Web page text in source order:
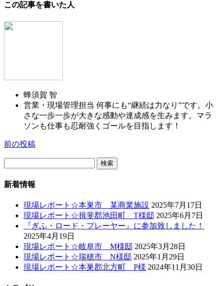
この記事を書いた人
蜂須賀 智
営業・現場管理担当 何事にも“継続は力なり”です。小
さな一歩一歩が大きな感動や達成感を生みます。マラ
ソンも仕事も忍耐強くゴールを目指します！
前の投稿
新着情報
現場レポート☆本巣市 某商業施設 2025年7月17日
現場レポート☆揖斐郡池田町 T様邸 2025年6月7日
『ぎふ・ロード・プレーヤー』に参加致しました！
2025年4月19日
現場レポート☆岐阜市 M様邸 2025年3月28日
現場レポート☆瑞穂市 N様邸 2025年1月29日
現場レポート☆本巣郡北方町 P様 2024年11月30日